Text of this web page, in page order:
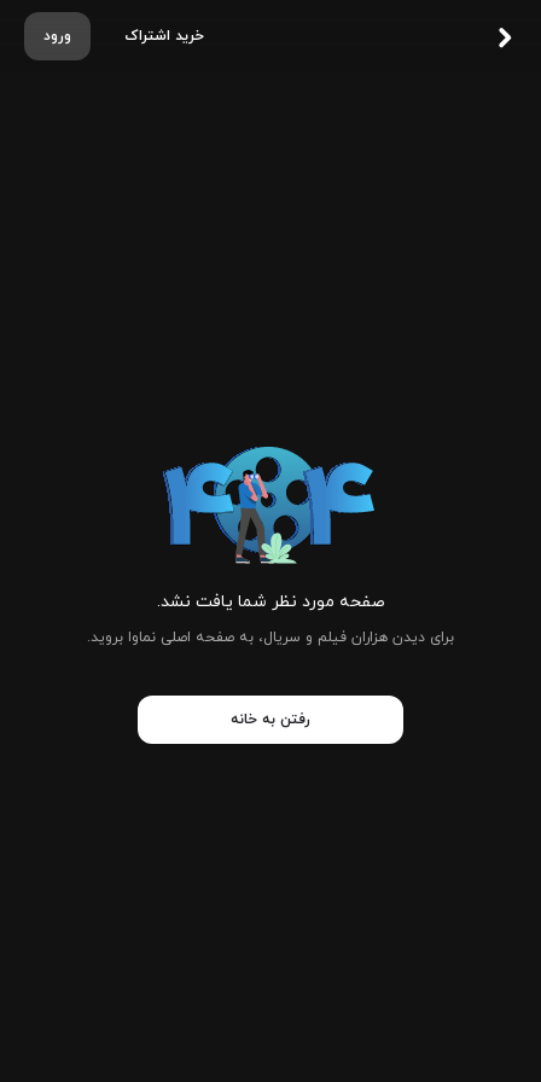
ورود خرید اشتراک
صفحه مورد نظر شما یافت نشد.
برای دیدن هزاران فیلم و سریال، به صفحه اصلی نماوا بروید.
رفتن به خانه